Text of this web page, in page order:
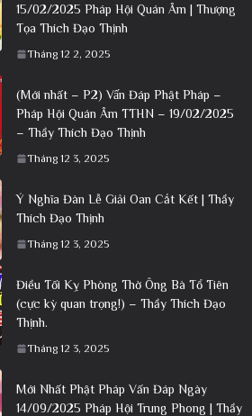
15/02/2025 Pháp Hội Quán Âm | Thượng
Tọa Thích Đạo Thịnh
Tháng 12 2, 2025
(Mới nhất – P2) Vấn Đáp Phật Pháp –
Pháp Hội Quán Âm TTHN – 19/02/2025
– Thầy Thích Đạo Thịnh
Tháng 12 3, 2025
Ý Nghĩa Đàn Lễ Giải Oan Cắt Kết | Thầy
Thích Đạo Thịnh
Tháng 12 3, 2025
Điều Tối Kỵ Phòng Thờ Ông Bà Tổ Tiên
(cực kỳ quan trọng!) – Thầy Thích Đạo
Thịnh.
Tháng 12 3, 2025
Mới Nhất Phật Pháp Vấn Đáp Ngày
14/09/2025 Pháp Hội Trung Phong | Thầy